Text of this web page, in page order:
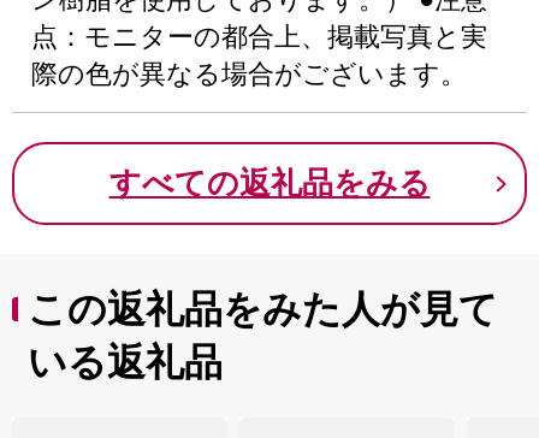
点：モニターの都合上、掲載写真と実
際の色が異なる場合がございます。
すべての返礼品をみる
この返礼品をみた人が見て
いる返礼品